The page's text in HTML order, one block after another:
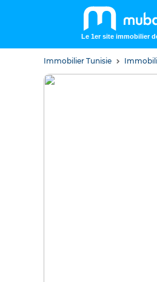
Le 1er site immobilier
Immobilier Tunisie